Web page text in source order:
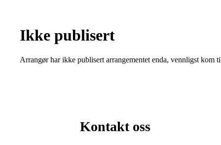
Ikke publisert
Arrangør har ikke publisert arrangementet enda, vennligst kom
Kontakt oss